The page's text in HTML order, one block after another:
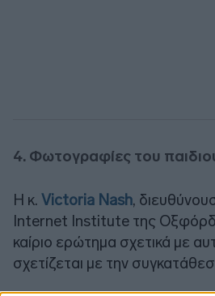
4. Φωτογραφίες του
Η κ. Victoria Nash,
Internet Institute της
καίριο ερώτημα σχετικά με
σχετίζεται με την